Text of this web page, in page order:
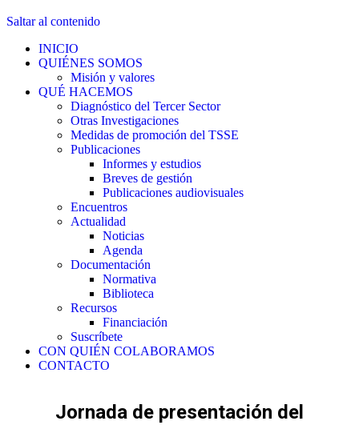
Saltar al contenido
INICIO
QUIÉNES SOMOS
Misión y valores
QUÉ HACEMOS
Diagnóstico del Tercer Sector
Otras Investigaciones
Medidas de promoción del TSSE
Publicaciones
Informes y estudios
Breves de gestión
Publicaciones audiovisuales
Encuentros
Actualidad
Noticias
Agenda
Documentación
Normativa
Biblioteca
Recursos
Financiación
Suscríbete
CON QUIÉN COLABORAMOS
CONTACTO
Jornada de presentación del